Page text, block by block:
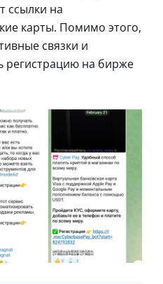
ссылки на
карты. Помимо этого,
связки и
регистрацию на бирже